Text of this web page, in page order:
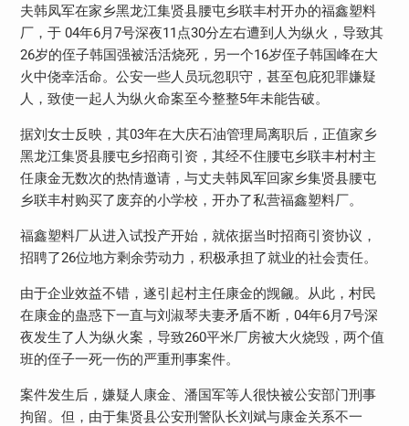
夫韩凤军在家乡黑龙江集贤县腰屯乡联丰村开办的福鑫塑料
厂，于 04年6月7号深夜11点30分左右遭到人为纵火，导致其
26岁的侄子韩国强被活活烧死，另一个16岁侄子韩国峰在大
火中侥幸活命。公安一些人员玩忽职守，甚至包庇犯罪嫌疑
人，致使一起人为纵火命案至今整整5年未能告破。
据刘女士反映，其03年在大庆石油管理局离职后，正值家乡
黑龙江集贤县腰屯乡招商引资，其经不住腰屯乡联丰村村主
任康金无数次的热情邀请，与丈夫韩凤军回家乡集贤县腰屯
乡联丰村购买了废弃的小学校，开办了私营福鑫塑料厂。
福鑫塑料厂从进入试投产开始，就依据当时招商引资协议，
招聘了26位地方剩余劳动力，积极承担了就业的社会责任。
由于企业效益不错，遂引起村主任康金的觊觎。从此，村民
在康金的蛊惑下一直与刘淑琴夫妻矛盾不断，04年6月7号深
夜发生了人为纵火案，导致260平米厂房被大火烧毁，两个值
班的侄子一死一伤的严重刑事案件。
案件发生后，嫌疑人康金、潘国军等人很快被公安部门刑事
拘留。但，由于集贤县公安刑警队长刘斌与康金关系不一